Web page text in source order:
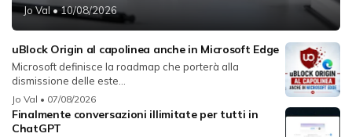
Jo Val• 10/08/2026
uBlock Origin al capolinea anche in Microsoft Edge
Microsoft definisce la roadmap che porterà alla
dismissione delle este...
Jo Val • 07/08/2026
Finalmente conversazioni illimitate per tutti in
ChatGPT